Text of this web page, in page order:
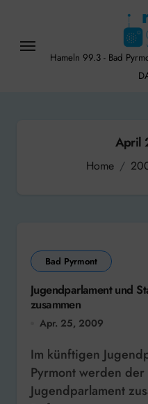
content
Hameln 99.3 - Bad
April
Home
Bad Pyrmont
Jugendparlament und
zusammen
Apr. 25, 2009
Im künftigen Jugendparlament von Bad
Pyrmont werden
Jugendparlament